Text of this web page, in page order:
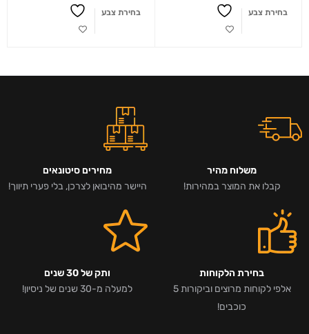
בחירת צבע בחירת צבע
משלוח מהיר
קבלו את המוצר במהירות!
מחירים סיטונאים
היישר מהיבואן לצרכן, בלי פערי תיווך!
בחירת הלקוחות
אלפי לקוחות מרוצים וביקורות 5
כוכבים!
ותק של 30 שנים
למעלה מ-30 שנים של ניסיון!